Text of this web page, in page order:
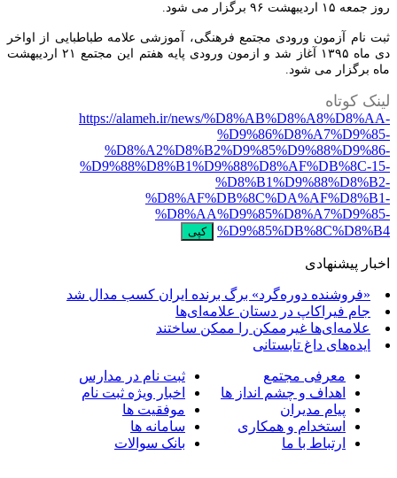
جمعه ۱۵ اردیبهشت ۹۶ برگزار می شود.
نام آزمون ورودی مجتمع فرهنگی، آموزشی علامه طباطبایی از اواخر
دی ماه ۱۳۹۵ آغاز شد و ازمون ورودی پایه هفتم این مجتمع ۲۱ اردیبهشت
برگزار می شود.
کوتاه
https://alameh.ir/news/
%D9%88%D8%B1%D9%88%D8%AF%DB%8C-
کپی
پیشنهادی
«فروشنده دوره‌گرد» برگ برنده ایران کسب مدال شد
جام فیراکاپ در دستان علامه‌ای‌ها
علامه‌ای‌ها غیرممکن را ممکن ساختند
ایده‌های داغ تابستانی
معرفی مجتمع
اهداف و چشم انداز ها
پیام مدیران
استخدام و همکاری
ارتباط با ما
ثبت نام در مدارس
اخبار ویژه ثبت نام
موفقیت ها
سامانه ها
بانک سوالات